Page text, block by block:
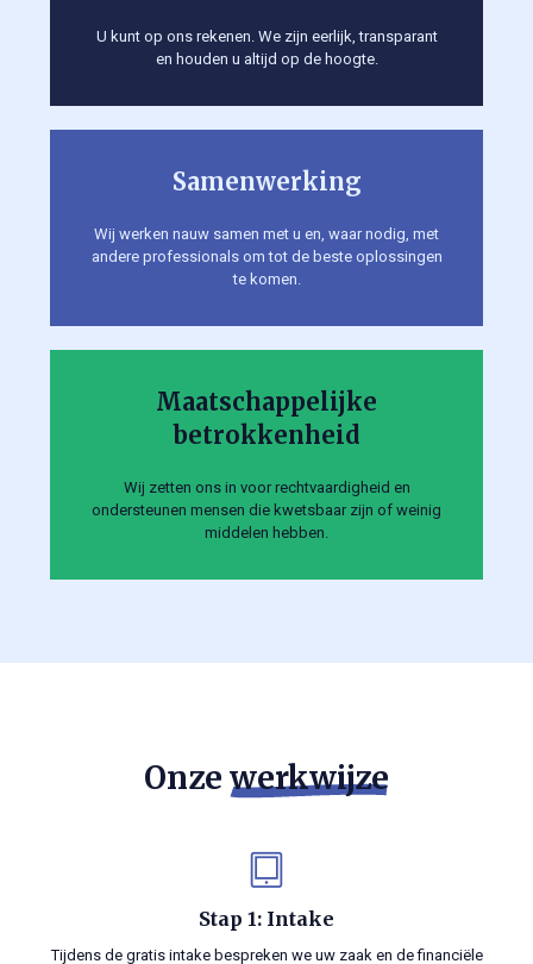
U kunt op ons rekenen. We zijn eerlijk, transparant
en houden u altijd op de hoogte.
Samenwerking
Wij werken nauw samen met u en, waar nodig, met
andere professionals om tot de beste oplossingen
te komen.
Maatschappelijke
betrokkenheid
Wij zetten ons in voor rechtvaardigheid en
ondersteunen mensen die kwetsbaar zijn of weinig
middelen hebben.
Onze werkwijze
Stap 1: Intake
Tijdens de gratis intake bespreken we uw zaak en de financiële